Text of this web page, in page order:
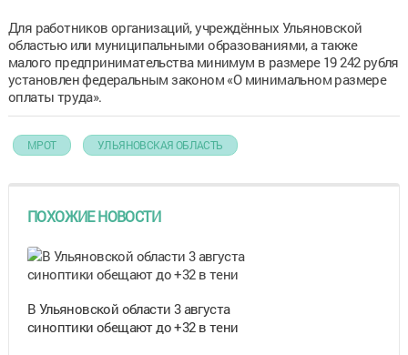
Для работников организаций, учреждённых Ульяновской
областью или муниципальными образованиями, а также
малого предпринимательства минимум в размере 19 242 рубля
установлен федеральным законом «О минимальном размере
оплаты труда».
МРОТ УЛЬЯНОВСКАЯ ОБЛАСТЬ
ПОХОЖИЕ НОВОСТИ
В Ульяновской области 3 августа
синоптики обещают до +32 в тени